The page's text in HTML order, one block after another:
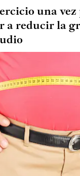
una vez
a reducir la